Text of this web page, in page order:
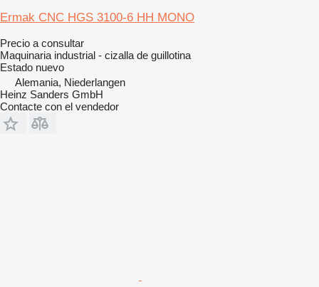
Ermak CNC HGS 3100-6 HH MONO
Precio a consultar
Maquinaria industrial - cizalla de guillotina
Estado nuevo
Alemania, Niederlangen
Heinz Sanders GmbH
Contacte con el vendedor